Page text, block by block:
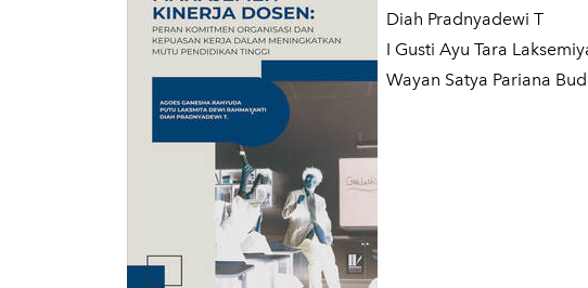
Diah Pradnyadewi T
I Gusti Ayu Tara
Wayan Satya Pariana